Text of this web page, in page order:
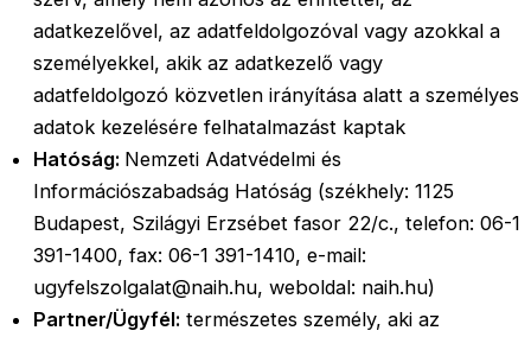
adatkezelővel, az adatfeldolgozóval vagy azokkal a
személyekkel, akik az adatkezelő vagy
adatfeldolgozó közvetlen irányítása alatt a személyes
adatok kezelésére felhatalmazást kaptak
Hatóság: Nemzeti Adatvédelmi és
Információszabadság Hatóság (székhely: 1125
Budapest, Szilágyi Erzsébet fasor 22/c., telefon: 06-1
391-1400, fax: 06-1 391-1410, e-mail:
ugyfelszolgalat@naih.hu, weboldal: naih.hu)
Partner/Ügyfél: természetes személy, aki az